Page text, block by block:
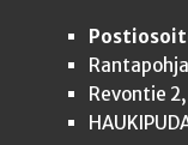
Rantapohja
Revontie